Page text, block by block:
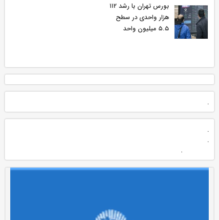
بورس تهران با رشد ۱۱۲
هزار واحدی در سطح
۵.۵ میلیون واحد
.
.
.
.